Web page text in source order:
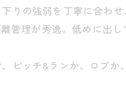
りの強弱を丁寧に合わ
管理が秀逸。低めに出
ピッチ&ランか、ロブ